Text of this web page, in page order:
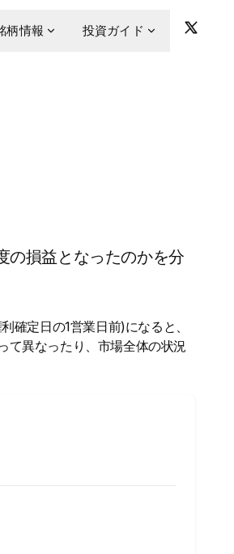
柄情報 投資ガイド
の損益となったのかを分
定日の1営業日前)になると、
て異なったり、市場全体の状況